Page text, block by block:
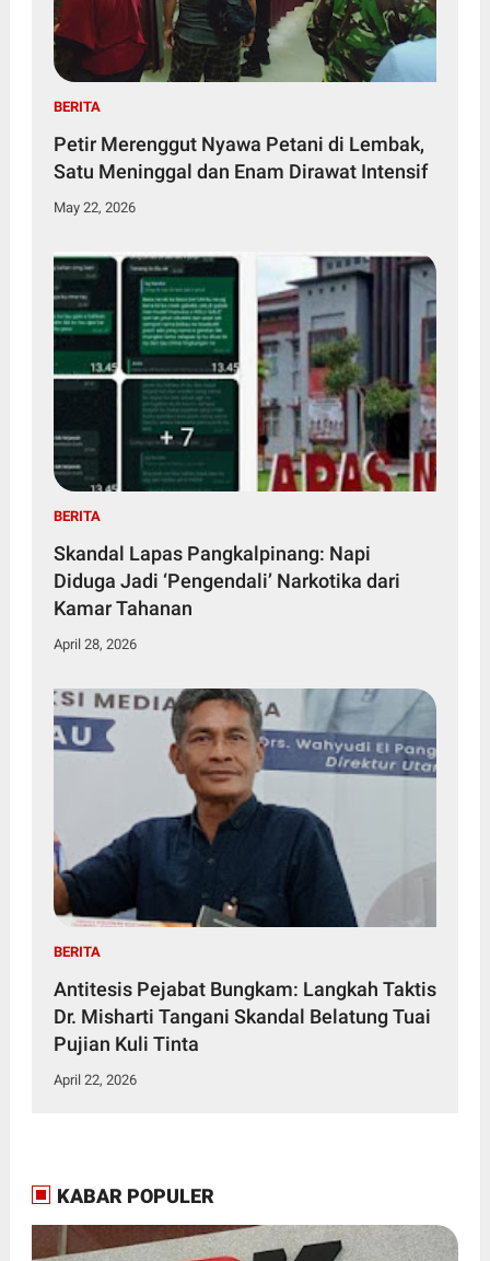
BERITA
Petir Merenggut Nyawa Petani di Lembak,
Satu Meninggal dan Enam Dirawat Intensif
May 22, 2026
BERITA
Skandal Lapas Pangkalpinang: Napi
Diduga Jadi ‘Pengendali’ Narkotika dari
Kamar Tahanan
April 28, 2026
BERITA
Antitesis Pejabat Bungkam: Langkah Taktis
Dr. Misharti Tangani Skandal Belatung Tuai
Pujian Kuli Tinta
April 22, 2026
KABAR POPULER